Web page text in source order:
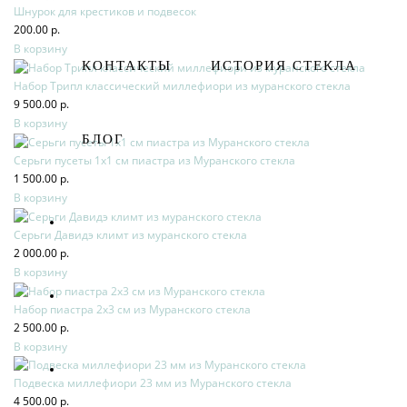
КОНТАКТЫ ИСТОРИЯ СТЕКЛА
БЛОГ
Шнурок для крестиков и подвесок
200.00 р.
В корзину
Набор Трипл классический миллефиори из муранского стекла
9 500.00 р.
В корзину
Серьги пусеты 1х1 см пиастра из Муранского стекла
1 500.00 р.
В корзину
Серьги Давидэ климт из муранского стекла
2 000.00 р.
В корзину
Набор пиастра 2х3 см из Муранского стекла
2 500.00 р.
В корзину
Подвеска миллефиори 23 мм из Муранского стекла
4 500.00 р.